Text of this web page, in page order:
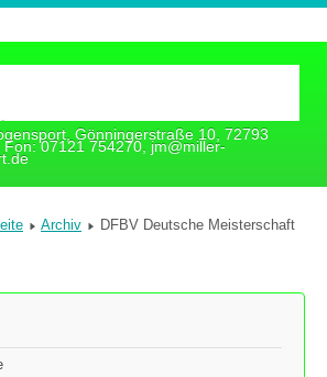
Gönningerstraße 10, 72793
Fon: 07121 754270, jm@miller-
Archiv
DFBV Deutsche Meisterschaft